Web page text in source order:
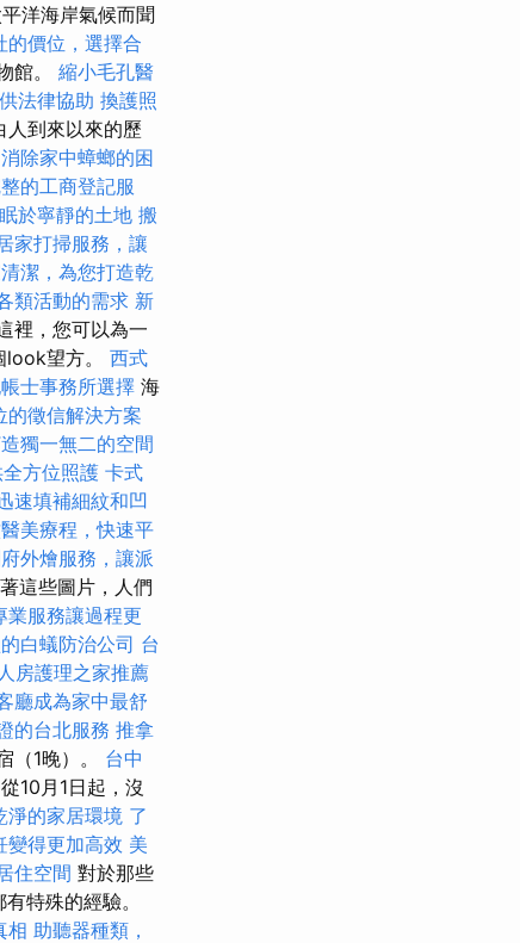
洋海岸氣候而聞
的價位，選擇合
館。 縮小毛孔醫
法律協助 換護照
人到來以來的歷
除家中蟑螂的困
的工商登記服
於寧靜的土地 搬
家打掃服務，讓
潔，為您打造乾
類活動的需求 新
裡，您可以為一
望方。 西式
士事務所選擇 海
的徵信解決方案
獨一無二的空間
方位照護 卡式
速填補細紋和凹
美療程，快速平
外燴服務，讓派
這些圖片，人們
業服務讓過程更
白蟻防治公司 台
房護理之家推薦
廳成為家中最舒
的台北服務 推拿
（1晚）。 台中
從10月1日起，沒
淨的家居環境 了
變得更加高效 美
住空間 對於那些
特殊的經驗。
相 助聽器種類，